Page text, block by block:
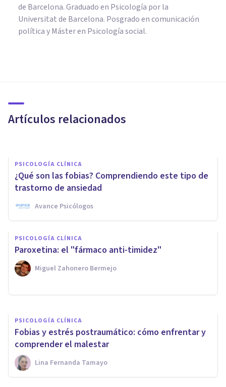
de Barcelona. Graduado en Psicología por la
Universitat de Barcelona. Posgrado en comunicación
política y Máster en Psicología social.
Artículos relacionados
causas, síntomas y tratamiento
PSICOLOGÍA CLÍNICA
¿Qué son las fobias? Comprendiendo este tipo de
trastorno de ansiedad
Avance Psicólogos
PSICOLOGÍA CLÍNICA
​Paroxetina: el "fármaco anti-timidez"
Miguel Zahonero Bermejo
PSICOLOGÍA CLÍNICA
​Depresión y ansiedad:
síntomas para poder
reconocerlas fácilmente
PSICOLOGÍA CLÍNICA
Fobias y estrés postraumático: cómo enfrentar y
comprender el malestar
Lina Fernanda Tamayo